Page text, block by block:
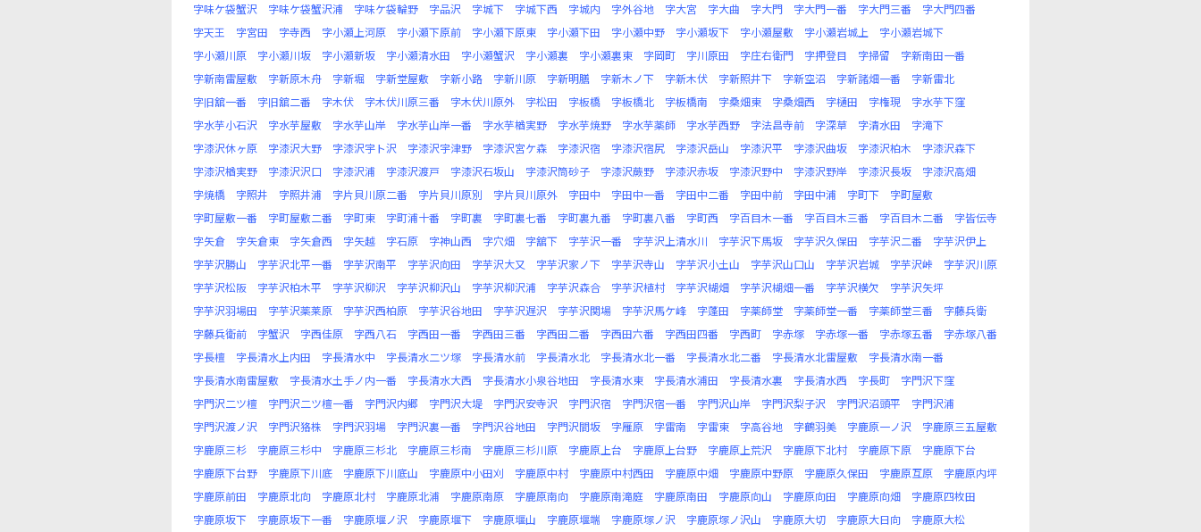
字味ケ袋蟹沢
字味ケ袋蟹沢浦 字味ケ袋輪野 字品沢 字城下 字城下西 字城内 字外谷地 字大宮 字大曲 字大門 字大門一番 字大門三番
字大門四番
字天王
字宮田 字寺西 字小瀬上河原 字小瀬下原前 字小瀬下原東 字小瀬下田 字小瀬中野 字小瀬坂下 字小瀬屋敷 字小瀬岩城上
字小瀬岩城下
字小瀬川原
字小瀬川坂 字小瀬新坂 字小瀬清水田 字小瀬蟹沢 字小瀬裏 字小瀬裏東 字岡町 字川原田 字庄右衛門 字押登目 字掃留
字新南田一番
字新南雷屋敷
字新原木舟 字新堀 字新堂屋敷 字新小路 字新川原 字新明膳 字新木ノ下 字新木伏 字新照井下 字新空沼 字新諸畑一番
字新雷北
字旧舘一番
字旧舘二番 字木伏 字木伏川原三番 字木伏川原外 字松田 字板橋 字板橋北 字板橋南 字桑畑東 字桑畑西 字樋田 字権現
字水芋下窪
字水芋小石沢
字水芋屋敷 字水芋山岸 字水芋山岸一番 字水芋楢実野 字水芋焼野 字水芋薬師 字水芋西野 字法昌寺前 字深草 字清水田
字滝下
字漆沢休ヶ原
字漆沢大野 字漆沢宇ト沢 字漆沢宇津野 字漆沢宮ケ森 字漆沢宿 字漆沢宿尻 字漆沢岳山 字漆沢平 字漆沢曲坂 字漆沢柏木
字漆沢森下
字漆沢楢実野
字漆沢沢口 字漆沢浦 字漆沢渡戸 字漆沢石坂山 字漆沢筒砂子 字漆沢蕨野 字漆沢赤坂 字漆沢野中 字漆沢野岸 字漆沢長坂
字漆沢高畑
字焼橋
字照井 字照井浦 字片貝川原二番 字片貝川原別 字片貝川原外 字田中 字田中一番 字田中二番 字田中前 字田中浦 字町下
字町屋敷
字町屋敷一番
字町屋敷二番 字町東 字町浦十番 字町裏 字町裏七番 字町裏九番 字町裏八番 字町西 字百目木一番 字百目木三番 字百目木二番
字皆伝寺
字矢倉
字矢倉東 字矢倉西 字矢越 字石原 字神山西 字穴畑 字舘下 字芋沢一番 字芋沢上清水川 字芋沢下馬坂 字芋沢久保田 字芋沢二番
字芋沢伊上
字芋沢勝山
字芋沢北平一番 字芋沢南平 字芋沢向田 字芋沢大又 字芋沢家ノ下 字芋沢寺山 字芋沢小土山 字芋沢山口山 字芋沢岩城 字芋沢峠
字芋沢川原
字芋沢松阪
字芋沢柏木平 字芋沢柳沢 字芋沢柳沢山 字芋沢柳沢浦 字芋沢森合 字芋沢植村 字芋沢楜畑 字芋沢楜畑一番 字芋沢横欠
字芋沢矢坪
字芋沢羽場田
字芋沢薬莱原 字芋沢西柏原 字芋沢谷地田 字芋沢遅沢 字芋沢関場 字芋沢馬ケ峰 字蓬田 字薬師堂 字薬師堂一番 字薬師堂三番
字藤兵衛
字藤兵衛前
字蟹沢 字西佳原 字西八石 字西田一番 字西田三番 字西田二番 字西田六番 字西田四番 字西町 字赤塚 字赤塚一番 字赤塚五番
字赤塚八番
字長檀
字長清水上内田 字長清水中 字長清水二ツ塚 字長清水前 字長清水北 字長清水北一番 字長清水北二番 字長清水北雷屋敷
字長清水南一番
字長清水南雷屋敷
字長清水土手ノ内一番 字長清水大西 字長清水小泉谷地田 字長清水東 字長清水浦田 字長清水裏 字長清水西 字長町
字門沢下窪
字門沢二ツ檀
字門沢二ツ檀一番 字門沢内郷 字門沢大堤 字門沢安寺沢 字門沢宿 字門沢宿一番 字門沢山岸 字門沢梨子沢 字門沢沼頭平
字門沢浦
字門沢渡ノ沢
字門沢狢株 字門沢羽場 字門沢裏一番 字門沢谷地田 字門沢間坂 字雁原 字雷南 字雷東 字高谷地 字鶴羽美 字鹿原一ノ沢
字鹿原三五屋敷
字鹿原三杉
字鹿原三杉中 字鹿原三杉北 字鹿原三杉南 字鹿原三杉川原 字鹿原上台 字鹿原上台野 字鹿原上荒沢 字鹿原下北村 字鹿原下原
字鹿原下台
字鹿原下台野
字鹿原下川底 字鹿原下川底山 字鹿原中小田刈 字鹿原中村 字鹿原中村西田 字鹿原中畑 字鹿原中野原 字鹿原久保田 字鹿原互原
字鹿原内坪
字鹿原前田
字鹿原北向 字鹿原北村 字鹿原北浦 字鹿原南原 字鹿原南向 字鹿原南滝庭 字鹿原南田 字鹿原向山 字鹿原向田 字鹿原向畑
字鹿原四枚田
字鹿原坂下
字鹿原坂下一番 字鹿原堰ノ沢 字鹿原堰下 字鹿原堰山 字鹿原堰端 字鹿原塚ノ沢 字鹿原塚ノ沢山 字鹿原大切 字鹿原大日向
字鹿原大松